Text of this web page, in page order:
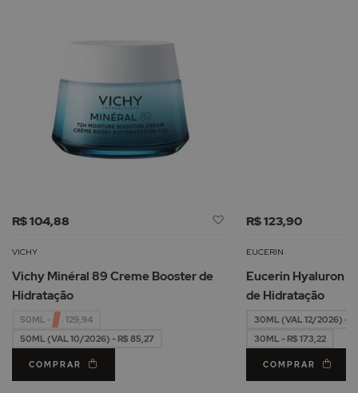
R$ 104,88
Adicionar
Lista
Desejos
VICHY
Vichy Minéral 89 Creme Booster de
Hidratação
50ML - R$ 129,94
50ML (VAL 10/2026) - R$ 85,27
COMPRAR
R$ 123,90
EUCERIN
Eucerin Hyaluron
de Hidratação
30ML (VAL 12/2026) -
30ML - R$ 173,22
COMPRAR